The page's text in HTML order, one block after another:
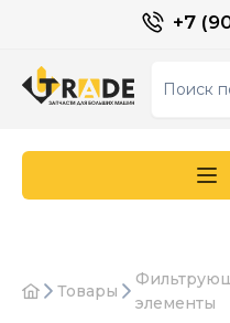
+7
Товары
элементы